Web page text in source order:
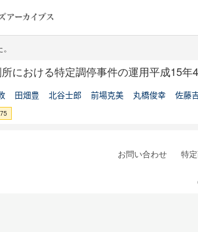
における特定調停事件の運用平成15
田畑豊 北谷士郎 前場克美 丸橋俊幸 佐藤
お問い合わせ 特